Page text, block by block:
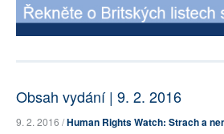
Obsah vydání | 9. 2. 2016
9. 2. 2016 /Human Rights Watch: Strach a